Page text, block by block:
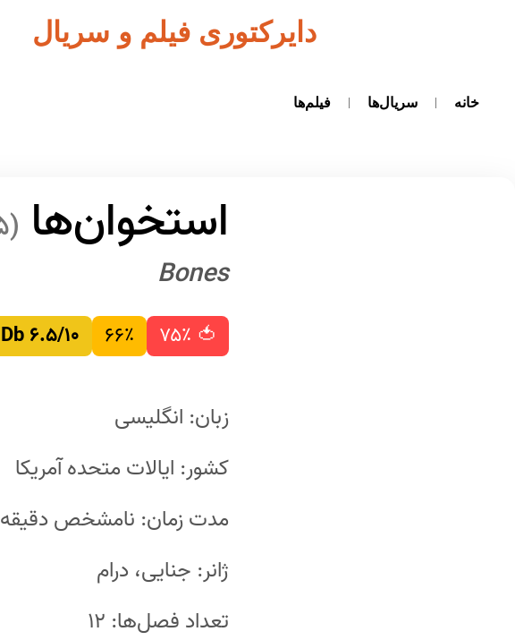
دایرکتوری فیلم و سریال
خانه سریال‌ها فیلم‌ها
استخوان‌ها (۲۰۰۵)
Bones
🍅 ۷۵٪ ۶۶٪ ۶.۵/۱۰ IMDb
زبان: انگلیسی
کشور: ایالات متحده آمریکا
مدت زمان: نامشخص دقیقه
ژانر: جنایی، درام
تعداد فصل‌ها: ۱۲